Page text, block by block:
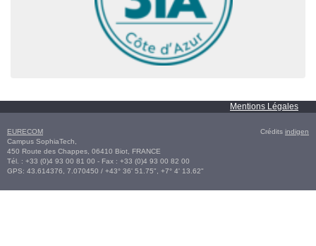
Mentions Légales
Crédits indigen
EURECOM
Campus SophiaTech,
450 Route des Chappes, 06410 Biot, FRANCE
Tél. : +33 (0)4 93 00 81 00 - Fax : +33 (0)4 93 00 82 00
GPS: 43.614376, 7.070450‎ / +43° 36' 51.75", +7° 4' 13.62"